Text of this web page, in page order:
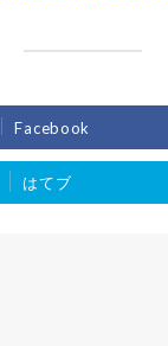
Facebook
はてブ